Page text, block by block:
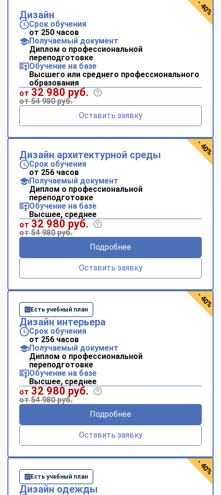
Дизайн
Срок обучения
от 250 часов
Получаемый документ
Диплом о профессиональной
переподготовке
Обучение на базе
Высшего или среднего профессионального
образования
от 32 980 руб.
от 54 980 руб.
Оставить заявку
- 40%
Дизайн архитектурной среды
Срок обучения
от 256 часов
Получаемый документ
Диплом о профессиональной
переподготовке
Обучение на базе
Высшее, среднее
от 32 980 руб.
от 54 980 руб.
Подробнее
Оставить заявку
- 40%
Есть учебный план
Дизайн интерьера
Срок обучения
от 256 часов
Получаемый документ
Диплом о профессиональной
переподготовке
Обучение на базе
Высшее, среднее
от 32 980 руб.
от 54 980 руб.
Подробнее
Оставить заявку
- 40%
Есть учебный план
Дизайн одежды
- 40%